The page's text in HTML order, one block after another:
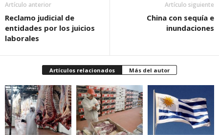
Artículo anterior
Reclamo judicial de
entidades por los juicios
laborales
Artículo siguiente
China con sequía e
inundaciones
Artículos relacionados Más del autor